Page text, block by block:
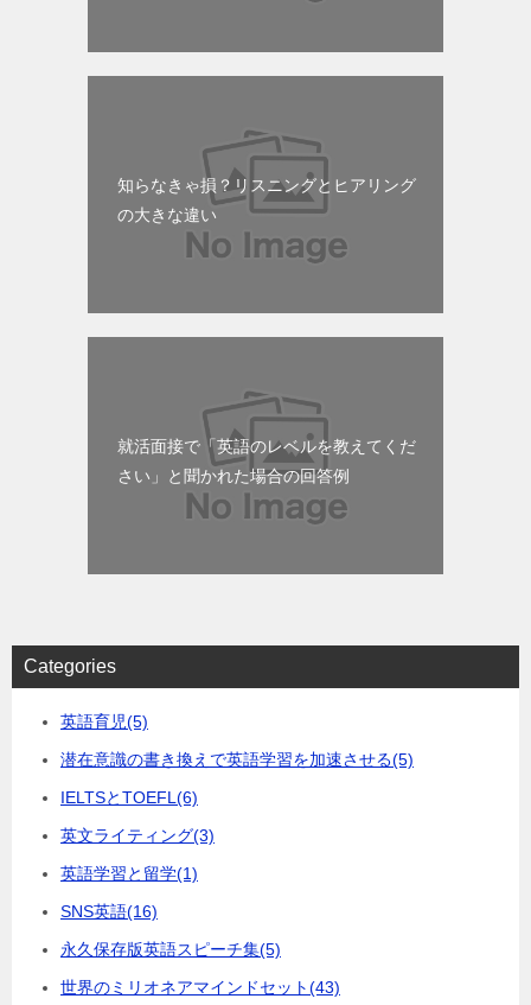
知らなきゃ損？リスニングとヒアリング
の大きな違い
就活面接で「英語のレベルを教えてくだ
さい」と聞かれた場合の回答例
Categories
英語育児(5)
潜在意識の書き換えで英語学習を加速させる(5)
IELTSとTOEFL (6)
英文ライティング(3)
英語学習と留学(1)
SNS英語(16)
永久保存版英語スピーチ集(5)
世界のミリオネアマインドセット(43)